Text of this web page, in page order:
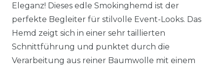
Eleganz! Dieses edle Smokinghemd ist der
perfekte Begleiter für stilvolle Event-Looks. Das
Hemd zeigt sich in einer sehr taillierten
Schnittführung und punktet durch die
Verarbeitung aus reiner Baumwolle mit einem